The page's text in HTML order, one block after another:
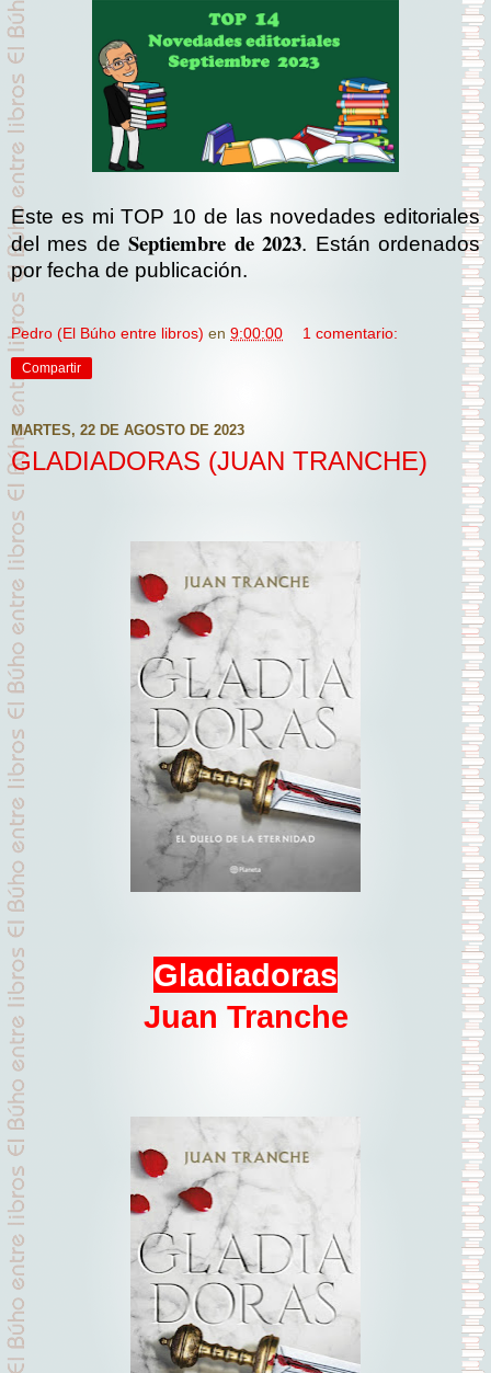
Este es mi TOP 10 de las novedades editoriales
del mes de Septiembrede 2023. Están ordenados
por fecha de publicación.
Pedro (El Búho entre libros) en 9:00:00 1 comentario:
Compartir
MARTES, 22 DE AGOSTO DE 2023
GLADIADORAS (JUAN TRANCHE)
Gladiadoras
Juan Tranche